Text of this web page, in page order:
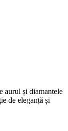
aurul și diamantele
de eleganță și